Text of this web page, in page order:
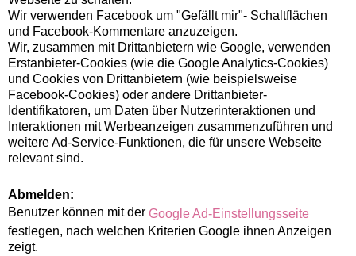
Wir verwenden Facebook um "Gefällt mir"- Schaltflächen
und Facebook-Kommentare anzuzeigen.
Wir, zusammen mit Drittanbietern wie Google, verwenden
Erstanbieter-Cookies (wie die Google Analytics-Cookies)
und Cookies von Drittanbietern (wie beispielsweise
Facebook-Cookies) oder andere Drittanbieter-
Identifikatoren, um Daten über Nutzerinteraktionen und
Interaktionen mit Werbeanzeigen zusammenzuführen und
weitere Ad-Service-Funktionen, die für unsere Webseite
relevant sind.
Abmelden:
Benutzer können mit der Google Ad-Einstellungsseite
festlegen, nach welchen Kriterien Google ihnen Anzeigen
zeigt.